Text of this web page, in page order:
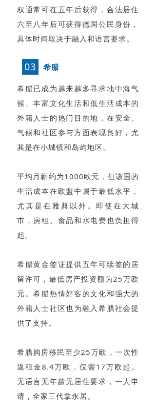
权通常可在五年后获得，合法居住
六至八年后可获得德国公民身份，
具体时间取决于融入和语言要求。
03 希腊
希腊已成为越来越多寻求地中海气
候、丰富文化生活和低生活成本的
外籍人士的热门目的地，在安全、
气候和社区参与方面表现良好，尤
其是在小城镇和岛屿地区。
平均月薪约为1000欧元，但该国的
生活成本在欧盟中属于最低水平，
尤其是在雅典以外。即使在大城
市，房租、食品和水电费也负担得
起。
希腊黄金签证提供五年可续签的居
留许可，最低房产投资额为25万欧
元。希腊热情好客的文化和强大的
外籍人士社区也为融入希腊社会提
供了支持。
希腊购房移民至少25万欧，一次性
返租金8.4万欧，仅需17万欧起。
无语言无年龄无居住要求，一人申
请，全家三代拿永居。